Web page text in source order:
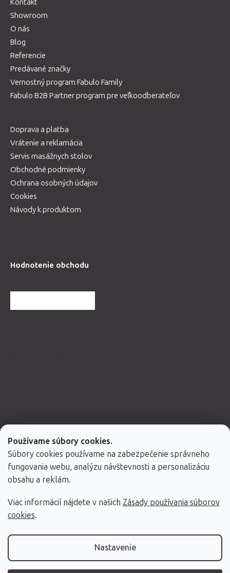
Používame súbory cookies.
Súbory cookies používame na zabezpečenie správneho
fungovania webu, analýzu návštevnosti a personalizáciu
obsahu a reklám.
Viac informácií nájdete v našich Zásady používania súborov
cookies.
Nastavenie
Kontakt
Showroom
O nás
Blog
Referencie
Predávané značky
Vernostný program Fabulo Family
Fabulo B2B Partner program pre veľkoodberateľov
Doprava a platba
Vrátenie a reklamácia
Servis masážnych stolov
Obchodné podmienky
Ochrana osobných údajov
Cookies
Návody k produktom
Hodnotenie obchodu
Vytvoril Shoptet Premium